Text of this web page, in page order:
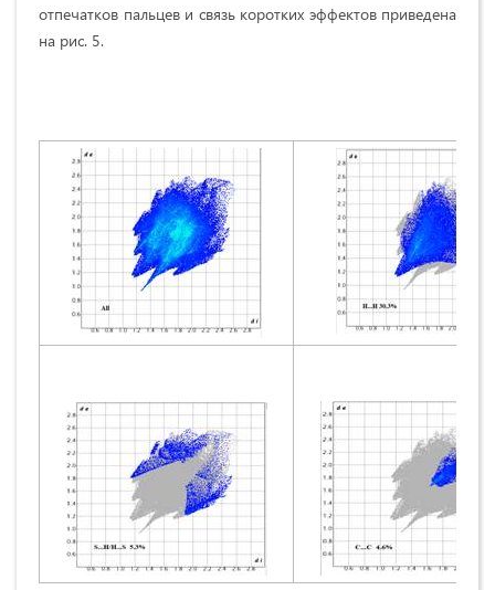
отпечатков пальцев и связь коротких эффектов приведена
на рис. 5.